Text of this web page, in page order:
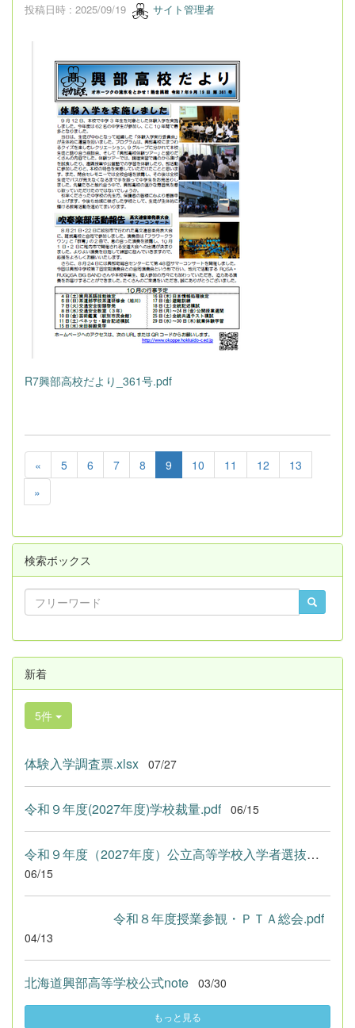
投稿日時 : 2025/09/19 サイト管理者
R7興部高校だより_361号.pdf
« 5 6 7 8 9 10 11 12
13
»
検索ボックス
新着
5件
体験入学調査票.xlsx 07/27
令和９年度(2027年度)学校裁量.pdf 06/15
令和９年度（2027年度）公立高等学校入学者選抜における学校裁量...
06/15
令和８年度授業参観・ＰＴＡ総会.pdf
04/13
北海道興部高等学校公式note 03/30
もっと見る